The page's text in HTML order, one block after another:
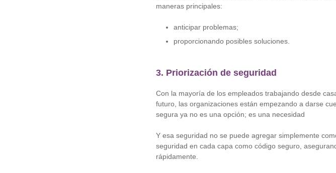
maneras principales:
anticipar problemas;
proporcionando posibles soluciones.
3. Priorización de seguridad
Con la mayoría de los empleados trabajando desde
futuro, las organizaciones están empezando a darse
segura ya no es una opción; es una necesidad
Y esa seguridad no se puede agregar simplemente
seguridad en cada capa como código seguro,
rápidamente.